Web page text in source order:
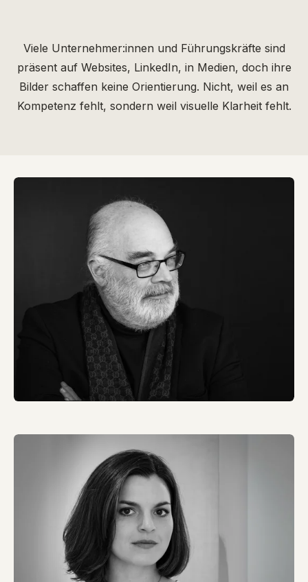
Viele Unternehmer:innen und Führungskräfte sind
präsent auf Websites, LinkedIn, in Medien, doch ihre
Bilder schaffen keine Orientierung. Nicht, weil es an
Kompetenz fehlt, sondern weil visuelle Klarheit fehlt.